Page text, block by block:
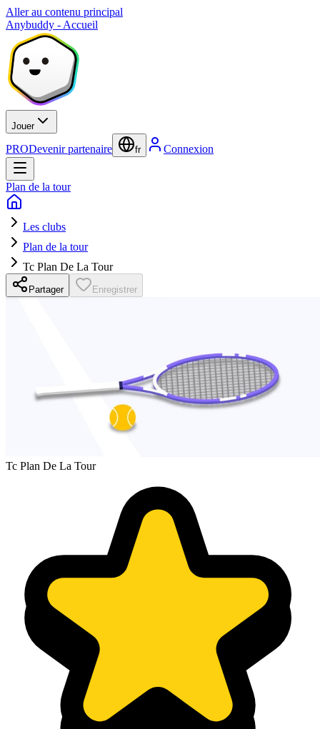
Aller au contenu principal
Anybuddy - Accueil
Jouer
PRODevenir partenaire fr Connexion
Plan de la tour
Les clubs
Plan de la tour
Tc Plan De La Tour
Partager Enregistrer
Tc Plan De La Tour